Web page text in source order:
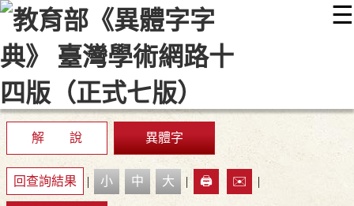
☰
::: 最新消息 常見問題 編輯說明
顯示模式
網站導覽
解 說 異體字
回查詢結果 | 小 中 大 | 🖨️ ✉️ |